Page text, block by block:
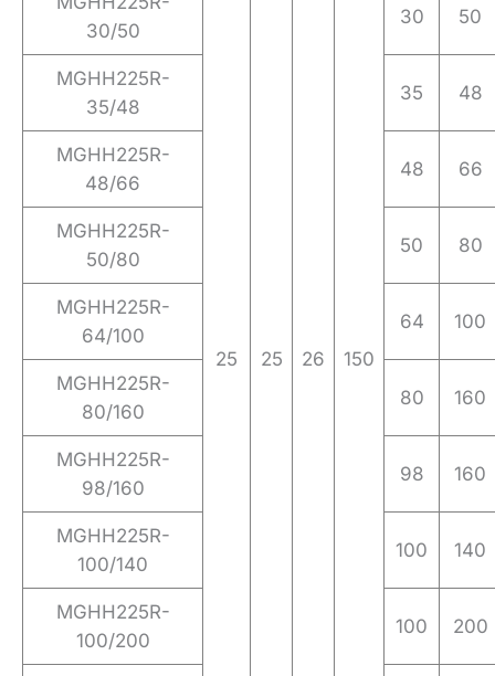
25 25 26 150
30/50
30 50
MGHH225R-
35/48
35 48
MGHH225R-
48/66
48 66
MGHH225R-
50/80
50 80
MGHH225R-
64/100
64 100
MGHH225R-
80/160
80 160
MGHH225R-
98/160
98 160
MGHH225R-
100/140
100 140
MGHH225R-
100/200
100 200